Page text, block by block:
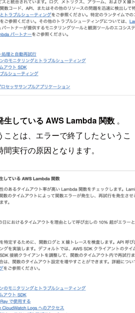
生している AWS Lambda 関数 。
ことは、エラーで終了したというこ
実行の原因となります。